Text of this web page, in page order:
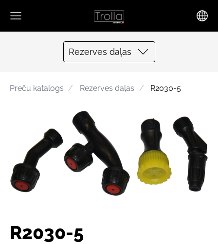
Rezerves daļas
Preču katalogs Rezerves daļas R2030-5
R2030-5